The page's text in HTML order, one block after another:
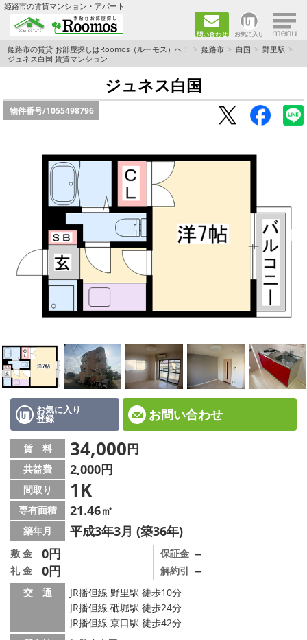
姫路市の賃貸マンション・アパート
問い合わせ お気に入り ×
TOPページ
ファミリー向けの部屋を探す
一人暮らし向けの部屋を探す
カップル向けの部屋を探す
敷金礼金0円の部屋を探す
都市ガス&オール電化の部屋を探す
ネット無料の部屋を探す
☆新築物件☆
☆インターネット無料物件☆
☆敷金·礼金0円物件☆
路線·駅から探す
地域から探す
地図から探す
スタッフ紹介
スタッフ募集中
店舗情報·アクセス
姫路市の賃貸 お部屋探しはRoomos（ルーモス）へ！ 姫路市 白国
野里駅
ジュネス白国 賃貸マンション
ジュネス白国
物件番号/1055498796
お気に入り
登録 お問い合わせ
賃 料 34,000円
共益費 2,000円
間取り 1K
専有面積 21.46㎡
築年月 平成3年3月 (築36年)
敷 金 0円
礼 金 0円
保証金 －
解約引 －
交 通
JR播但線 野里駅 徒歩10分
JR播但線 砥堀駅 徒歩24分
JR播但線 京口駅 徒歩42分